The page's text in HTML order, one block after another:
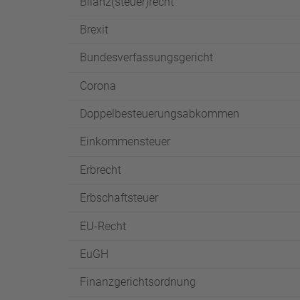
Brexit
Bundesverfassungsgericht
Corona
Doppelbesteuerungsabkommen
Einkommensteuer
Erbrecht
Erbschaftsteuer
EU-Recht
EuGH
Finanzgerichtsordnung